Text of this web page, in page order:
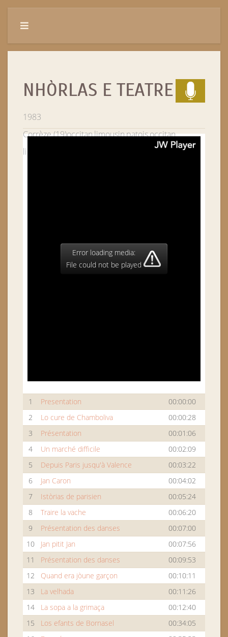
NHÒRLAS E TEATRE
1983
Corrèze (19)occitan,limousin,patois,occitan
limousin
Error loading media:
File could not be played
1 Presentation
00:00:00
2
Lo cure de Chamboliva
00:00:28
3
Présentation
00:01:06
4
Un marché difficile
00:02:09
5
Depuis Paris jusqu'à Valence
00:03:22
6
Jan Caron
00:04:02
7
Istòrias de parisien
00:05:24
8
Traire la vache
00:06:20
9
Présentation des danses
00:07:00
10
Jan pitit Jan
00:07:56
11
Présentation des danses
00:09:53
12
Quand era jòune garçon
00:10:11
13
La velhada
00:11:26
14
La sopa a la grimaça
00:12:40
15
Los efants de Bornasel
00:34:05